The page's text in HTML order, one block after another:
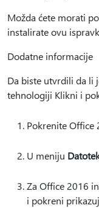
Možda ćete morati
instalirate ovu
Dodatne informacije
Da biste utvrdili da li
tehnologiji Klikni i
Pokrenite Office
U meniju
Za Office 2016
i pokreni